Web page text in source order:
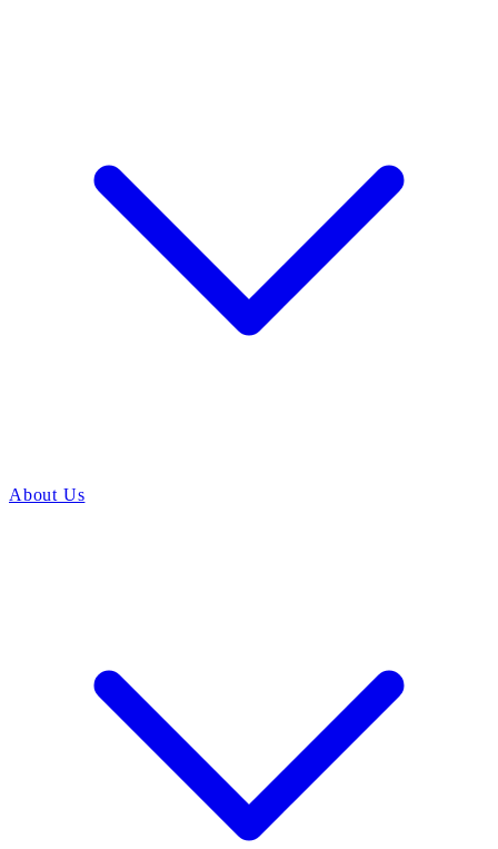
About Us